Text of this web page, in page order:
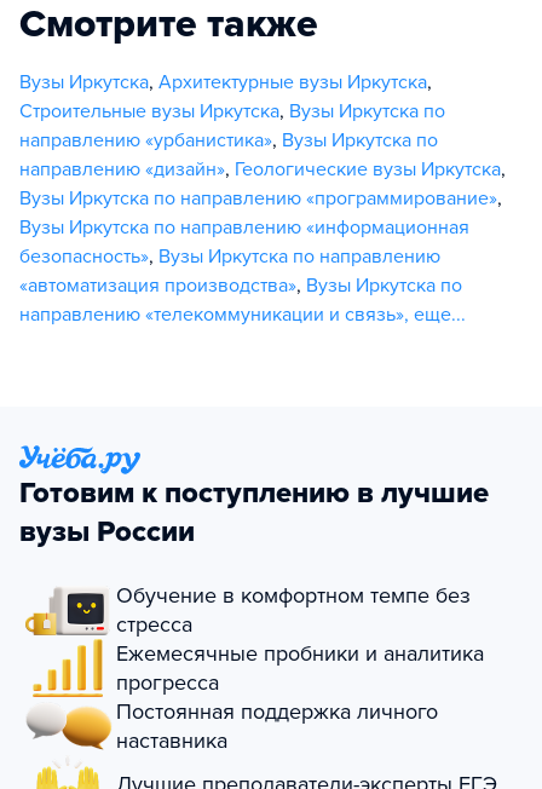
Смотрите также
Вузы Иркутска, Архитектурные вузы Иркутска,
Строительные вузы Иркутска, Вузы Иркутска по
направлению «урбанистика», Вузы Иркутска по
направлению «дизайн», Геологические вузы Иркутска,
Вузы Иркутска по направлению «программирование»,
Вузы Иркутска по направлению «информационная
безопасность», Вузы Иркутска по направлению
«автоматизация производства», Вузы Иркутска по
направлению «телекоммуникации и связь», еще...
Готовим к поступлению в лучшие
вузы России
Обучение в комфортном темпе без
стресса
Ежемесячные пробники и аналитика
прогресса
Постоянная поддержка личного
наставника